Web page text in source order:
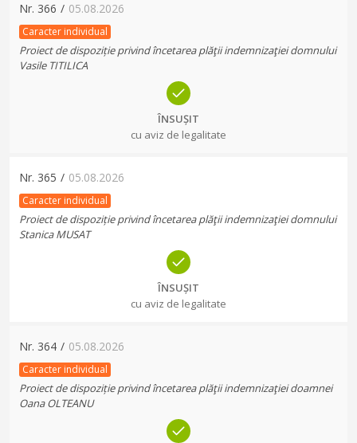
Nr. 366 / 05.08.2026
Caracter individual
Proiect de dispoziție privind încetarea plăţii indemnizaţiei domnului
Vasile TITILICA
ÎNSUȘIT
cu aviz de legalitate
Nr. 365 / 05.08.2026
Caracter individual
Proiect de dispoziție privind încetarea plăţii indemnizaţiei domnului
Stanica MUSAT
ÎNSUȘIT
cu aviz de legalitate
Nr. 364 / 05.08.2026
Caracter individual
Proiect de dispoziție privind încetarea plăţii indemnizaţiei doamnei
Oana OLTEANU